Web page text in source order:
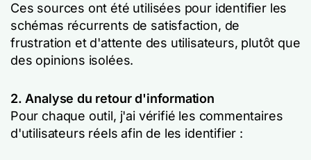
Ces sources ont été utilisées pour identifier les
schémas récurrents de satisfaction, de
frustration et d'attente des utilisateurs, plutôt que
des opinions isolées.
2. Analyse du retour d'information
Pour chaque outil, j'ai vérifié les commentaires
d'utilisateurs réels afin de les identifier :